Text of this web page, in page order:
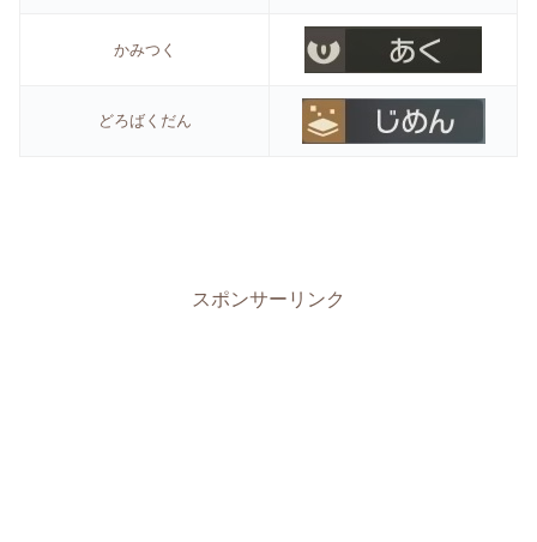
かみつく
どろばくだん
スポンサーリンク